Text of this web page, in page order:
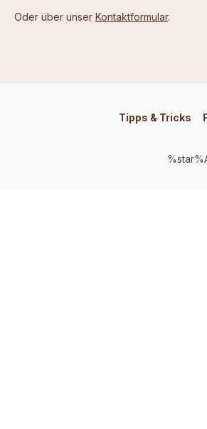
Oder über unser Kontaktformular.
Tipps & Tricks